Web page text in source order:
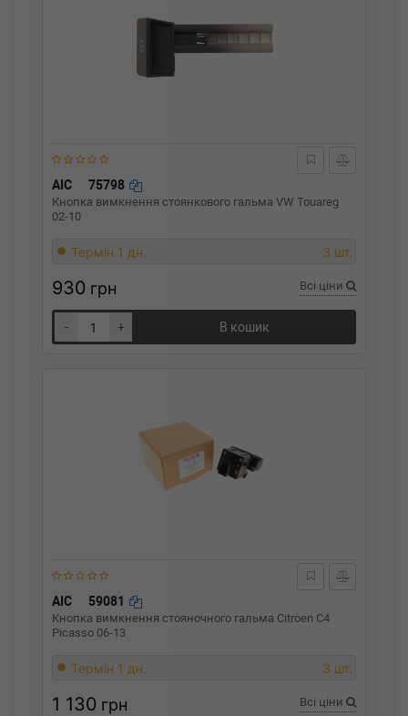
AIC 75798
Кнопка вимкнення стоянкового гальма VW Touareg
02-10
Термін 1 дн. 3 шт.
930 грн Всі ціни
- + В кошик
AIC 59081
Кнопка вимкнення стояночного гальма Citroen C4
Picasso 06-13
Термін 1 дн. 3 шт.
1 130 грн Всі ціни